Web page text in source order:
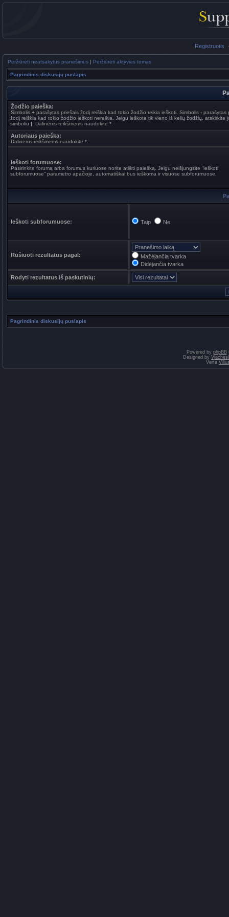
Registruotis
Peržiūrėti neatsakytus pranešimus | Peržiūrėti aktyvias temas
Pagrindinis diskusijų puslapis
Žodžio paieška:
Simbolis + parašytas priešais žodį reiškia kad tokio žodžio reikia ieškoti. Simbolis - parašytas
žodį reiškia kad tokio žodžio ieškoti nereikia. Jeigu ieškote tik vieno iš kelių žodžių, atskirkite
simboliu | . Dalinėms reikšmėms naudokite *.
Autoriaus paieška:
Dalinėms reikšmėms naudokite *.
Ieškoti forumuose:
Pasirinkite forumą arba forumus kuriuose norite atlikti paiešką. Jeigu neišjungsite “ieškoti
subforumuose“ parametro apačioje, automatiškai bus ieškoma ir visuose subforumuose.
Ieškoti subforumuose: Taip Ne
Rūšiuoti rezultatus pagal:
Mažėjančia tvarka
Didėjančia tvarka
Rodyti rezultatus iš paskutinių:
Pagrindinis diskusijų puslapis
Powered by phpBB
Designed by
Vertė